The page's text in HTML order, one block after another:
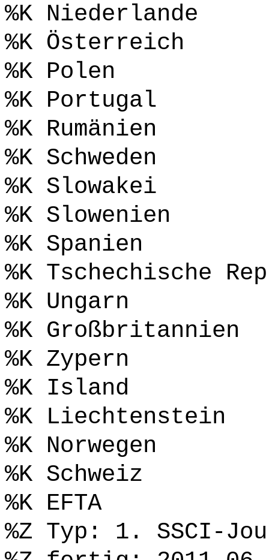
%K Niederlande
%K Österreich
%K Polen
%K Portugal
%K Rumänien
%K Schweden
%K Slowakei
%K Slowenien
%K Spanien
%K Tschechische
%K Ungarn
%K Großbritannien
%K Zypern
%K Island
%K Liechtenstein
%K Norwegen
%K Schweiz
%K EFTA
%Z Typ: 1. SSCI-